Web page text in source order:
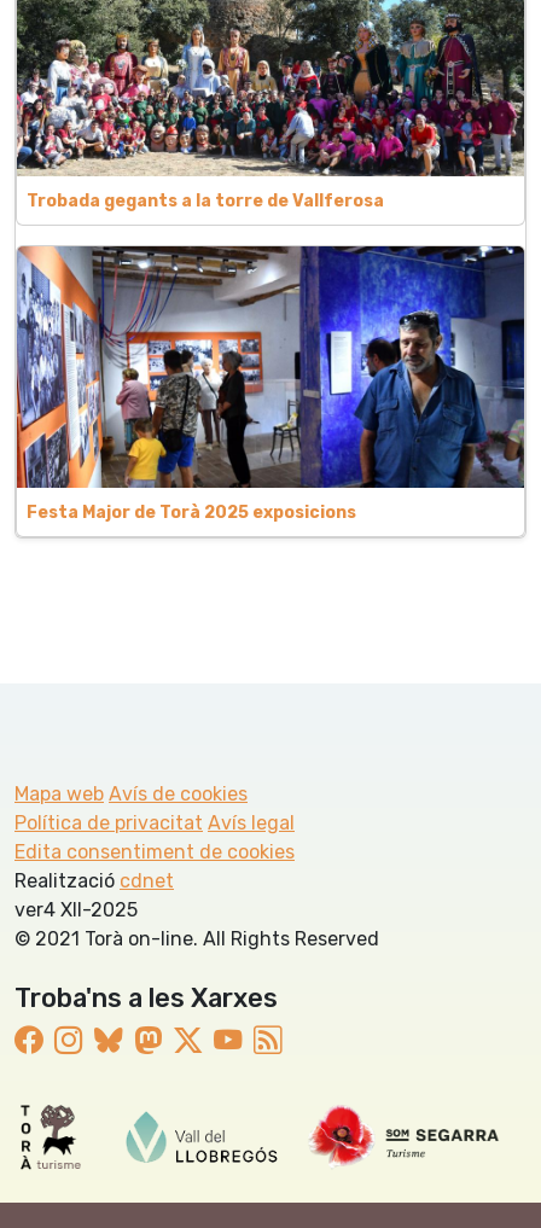
Trobada gegants a la torre de Vallferosa
Festa Major de Torà 2025 exposicions
Mapa web Avís de cookies
Política de privacitat Avís legal
Edita consentiment de cookies
Realització cdnet
ver4 XII-2025
© 2021 Torà on-line. All Rights Reserved
Troba'ns a les Xarxes